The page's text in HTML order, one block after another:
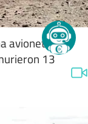
avioneta
13